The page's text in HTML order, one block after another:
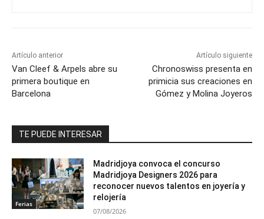
Artículo anterior
Van Cleef & Arpels abre su
primera boutique en
Barcelona
Artículo siguiente
Chronoswiss presenta en
primicia sus creaciones en
Gómez y Molina Joyeros
TE PUEDE INTERESAR
Ferias
Madridjoya convoca el concurso
Madridjoya Designers 2026 para
reconocer nuevos talentos en joyería y
relojería
07/08/2026